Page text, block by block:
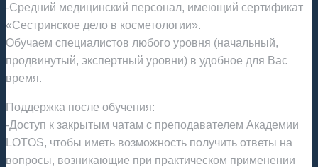
-Средний медицинский персонал, имеющий сертификат
«Сестринское дело в косметологии».
Обучаем специалистов любого уровня (начальный,
продвинутый, экспертный уровни) в удобное для Вас
время.
Поддержка после обучения:
-Доступ к закрытым чатам с преподавателем Академии
LOTOS, чтобы иметь возможность получить ответы на
вопросы, возникающие при практическом применении